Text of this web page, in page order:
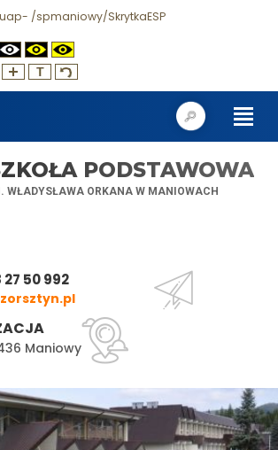
/spmaniowy/SkrytkaESP
PODSTAWOWA
WŁADYSŁAWA ORKANA W MANIOWACH
27 50 992
Maniowy